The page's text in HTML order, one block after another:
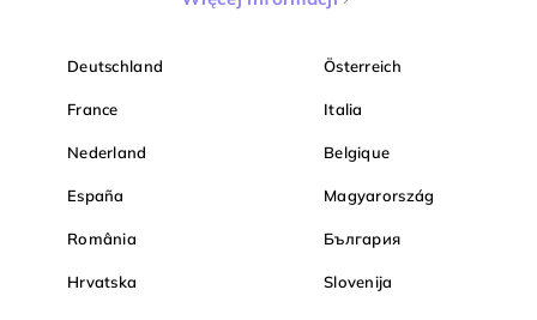
Deutschland Österreich
France Italia
Nederland Belgique
España Magyarország
România България
Hrvatska Slovenija